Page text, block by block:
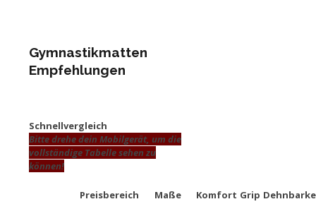
Gymnastikmatten
Empfehlungen
Schnellvergleich
Bitte drehe dein Mobilgerät, um die
vollständige Tabelle sehen zu
können!
Preisbereich Maße Komfort Grip